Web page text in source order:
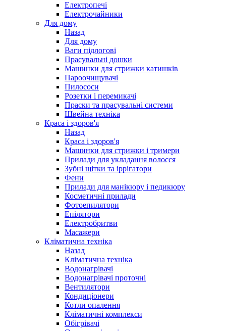
Електропечі
Електрочайники
Для дому
Назад
Для дому
Ваги підлогові
Прасувальні дошки
Машинки для стрижки катишків
Пароочищувачі
Пилососи
Розетки і перемикачі
Праски та прасувальні системи
Швейна техніка
Краса і здоров'я
Назад
Краса і здоров'я
Машинки для стрижки і тримери
Прилади для укладання волосся
Зубні щітки та іррігатори
Фени
Прилади для манікюру і педикюру
Косметичні прилади
Фотоепилятори
Епілятори
Електробритви
Масажери
Кліматична техніка
Назад
Кліматична техніка
Водонагрівачі
Водонагрівачі проточні
Вентилятори
Кондиціонери
Котли опалення
Кліматичні комплекси
Обігрівачі